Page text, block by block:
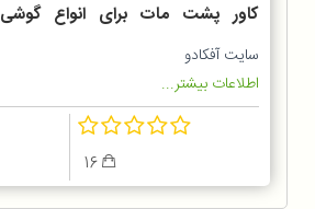
کاور پشت مات برای انواع گوشی
ایفون
سایت آفکادو
اطلاعات بیشتر...